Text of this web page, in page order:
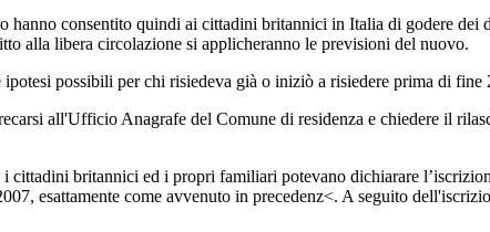
hanno consentito quindi ai cittadini britannici in Italia di godere
alla libera circolazione si applicheranno le previsioni del nuovo.
possibili per chi risiedeva già o iniziò a risiedere prima di fine
all'Ufficio Anagrafe del Comune di residenza e chiedere il
cittadini britannici ed i propri familiari potevano dichiarare
esattamente come avvenuto in precedenz<. A seguito